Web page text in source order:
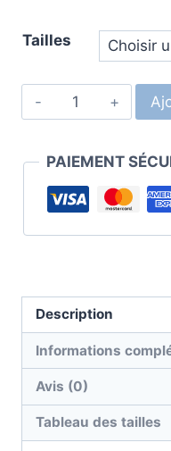
Tailles
PAIEMENT
Description
Informations
Avis (0)
Tableau des tailles